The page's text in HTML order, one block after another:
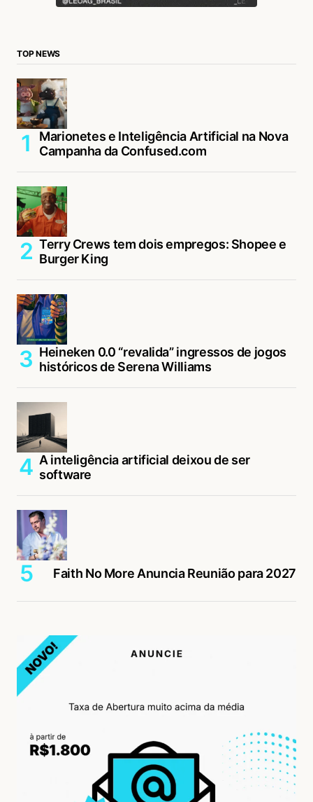
TOP NEWS
Marionetes e Inteligência Artificial na Nova
Campanha da Confused.com
Terry Crews tem dois empregos: Shopee e
Burger King
Heineken 0.0 “revalida” ingressos de jogos
históricos de Serena Williams
A inteligência artificial deixou de ser
software
Faith No More Anuncia Reunião para 2027